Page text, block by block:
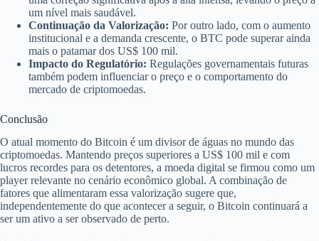
um nível mais saudável.
Continuação da Valorização: Por outro lado, com o aumento
institucional e a demanda crescente, o BTC pode superar ainda
mais o patamar dos US$ 100 mil.
Impacto do Regulatório: Regulações governamentais futuras
também podem influenciar o preço e o comportamento do
mercado de criptomoedas.
Conclusão
O atual momento do Bitcoin é um divisor de águas no mundo das
criptomoedas. Mantendo preços superiores a US$ 100 mil e com
lucros recordes para os detentores, a moeda digital se firmou como um
player relevante no cenário econômico global. A combinação de
fatores que alimentaram essa valorização sugere que,
independentemente do que acontecer a seguir, o Bitcoin continuará a
ser um ativo a ser observado de perto.